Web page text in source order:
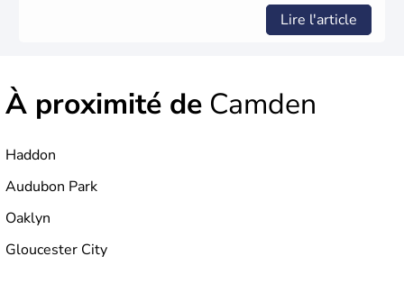
Lire l'article
À proximité de Camden
Haddon
Audubon Park
Oaklyn
Gloucester City